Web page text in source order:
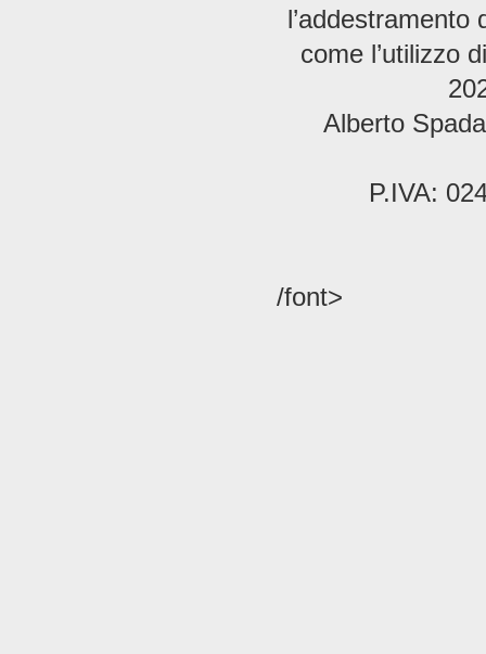
come l’utilizzo
Alberto
P.IVA:
/font>